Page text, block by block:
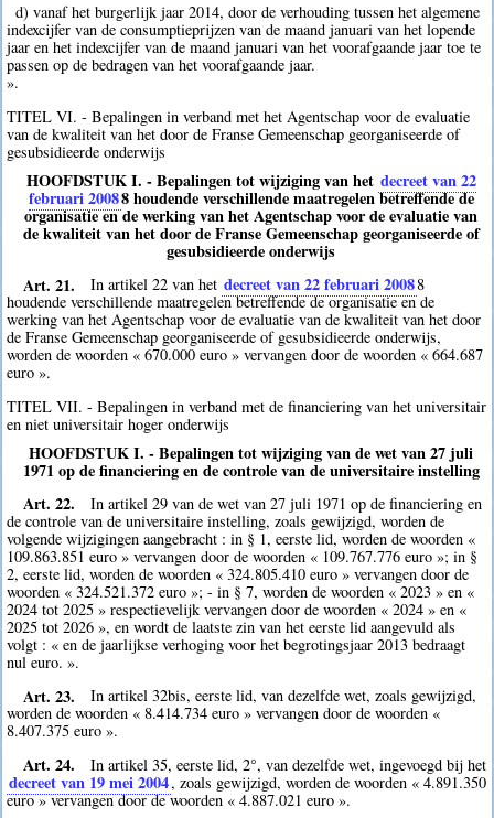
d) vanaf het burgerlijk jaar 2014, door de verhouding tussen het algemene
indexcijfer van de consumptieprijzen van de maand januari van het lopende
jaar en het indexcijfer van de maand januari van het voorafgaande jaar toe te
passen op de bedragen van het voorafgaande jaar.
».
TITEL VI. - Bepalingen in verband met het Agentschap voor de evaluatie
van de kwaliteit van het door de Franse Gemeenschap georganiseerde of
gesubsidieerde onderwijs
HOOFDSTUK I. - Bepalingen tot wijziging van het decreet van 22
februari 20088houdende verschillende maatregelen betreffende de
organisatie en de werking van het Agentschap voor de evaluatie van
de kwaliteit van het door de Franse Gemeenschap georganiseerde of
gesubsidieerde onderwijs
Art. 21.
In artikel 22 van het decreet van 22 februari 20088
houdende verschillende maatregelen betreffende de organisatie en de
werking van het Agentschap voor de evaluatie van de kwaliteit van het door
de Franse Gemeenschap georganiseerde of gesubsidieerde onderwijs,
worden de woorden « 670.000 euro » vervangen door de woorden « 664.687
euro ».
TITEL VII. - Bepalingen in verband met de financiering van het universitair
en niet universitair hoger onderwijs
HOOFDSTUK I. - Bepalingen tot wijziging van de wet van 27 juli
1971 op de financiering en de controle van de universitaire instelling
Art. 22.
In artikel 29 van de wet van 27 juli 1971 op de financiering en
de controle van de universitaire instelling, zoals gewijzigd, worden de
volgende wijzigingen aangebracht : in § 1, eerste lid, worden de woorden «
109.863.851 euro » vervangen door de woorden « 109.767.776 euro »; in §
2, eerste lid, worden de woorden « 324.805.410 euro » vervangen door de
woorden « 324.521.372 euro »; - in § 7, worden de woorden « 2023 » en «
2024 tot 2025 » respectievelijk vervangen door de woorden « 2024 » en «
2025 tot 2026 », en wordt de laatste zin van het eerste lid aangevuld als
volgt : « en de jaarlijkse verhoging voor het begrotingsjaar 2013 bedraagt
nul euro. ».
Art. 23.
In artikel 32bis, eerste lid, van dezelfde wet, zoals gewijzigd,
worden de woorden « 8.414.734 euro » vervangen door de woorden «
8.407.375 euro ».
Art. 24. In artikel 35, eerste lid, 2°, van dezelfde wet, ingevoegd bij het
decreet van 19 mei 2004, zoals gewijzigd, worden de woorden « 4.891.350
euro » vervangen door de woorden « 4.887.021 euro ».